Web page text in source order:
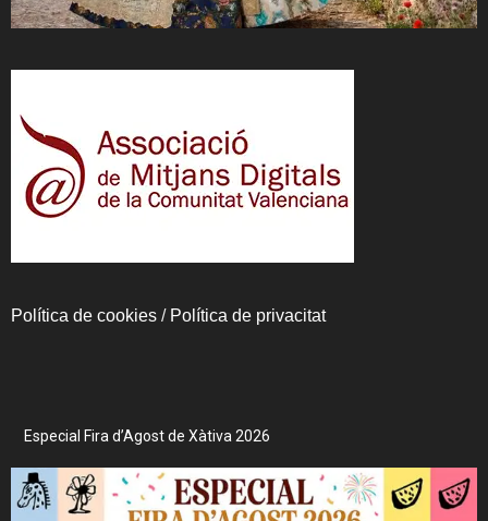
Política de cookies / Política de privacitat
Especial Fira d’Agost de Xàtiva 2026